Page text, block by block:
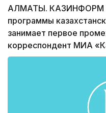
АЛМАТЫ. КАЗИНФОРМ -
программы
занимает первое
корреспондент МИА